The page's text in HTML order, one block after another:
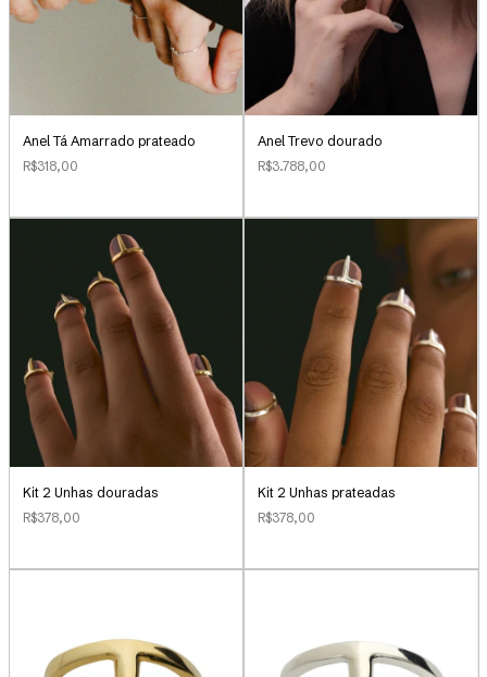
Anel Tá Amarrado prateado
R$318,00
Anel Trevo dourado
R$3.788,00
Kit 2 Unhas douradas
R$378,00
Kit 2 Unhas prateadas
R$378,00